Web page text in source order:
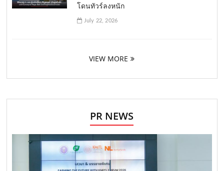
โดนทัวร์ลงหนัก
July 22, 2026
VIEW MORE
PR NEWS